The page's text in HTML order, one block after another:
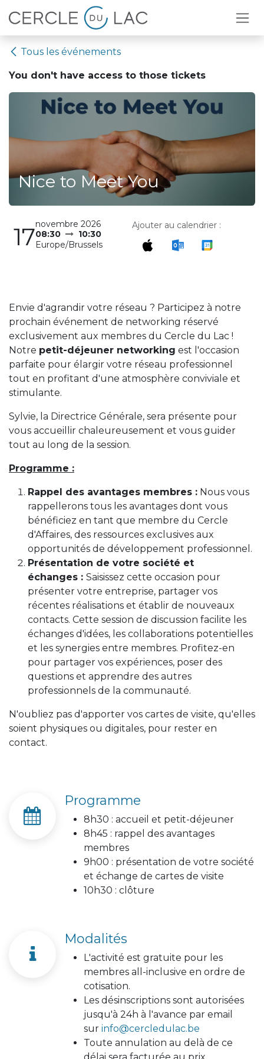
Se rendre au contenu
Tous les événements
You don't have access to those tickets
Nice to Meet You
17novembre 2026
08:30
10:30
Europe/Brussels
Ajouter au calendrier :
Envie d'agrandir votre réseau ? Participez à notre
prochain événement de networking réservé
exclusivement aux membres du Cercle du Lac !
Notre petit-déjeuner networking est l'occasion
parfaite pour élargir votre réseau professionnel
tout en profitant d'une atmosphère conviviale et
stimulante.
Sylvie, la Directrice Générale, sera présente pour
vous accueillir chaleureusement et vous guider
tout au long de la session.
Programme :
Rappel des avantages membres : Nous vous
rappellerons tous les avantages dont vous
bénéficiez en tant que membre du Cercle
d'Affaires, des ressources exclusives aux
opportunités de développement professionnel.
Présentation de votre société et
échanges : Saisissez cette occasion pour
présenter votre entreprise, partager vos
récentes réalisations et établir de nouveaux
contacts. Cette session de discussion facilite les
échanges d'idées, les collaborations potentielles
et les synergies entre membres. Profitez-en
pour partager vos expériences, poser des
questions et apprendre des autres
professionnels de la communauté.
N'oubliez pas d'apporter vos cartes de visite, qu'elles
soient physiques ou digitales, pour rester en
contact.
Programme
8h30 : accueil et petit-déjeuner
8h45 : rappel des avantages
membres
9h00 : présentation de votre société
et échange de cartes de visite
10h30 : clôture
Modalités
L'activité est gratuite pour les
membres all-inclusive en ordre de
cotisation.
Les désinscriptions sont autorisées
jusqu'à 24h à l'avance par email
sur info@cercledulac.be
Toute annulation au delà de ce